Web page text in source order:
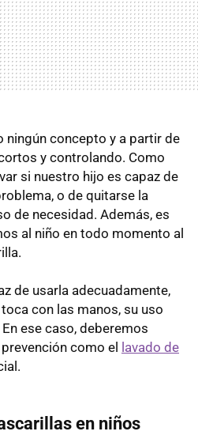
ningún concepto y a partir de
y controlando. Como
si nuestro hijo es capaz de
o de quitarse la
de necesidad. Además, es
al niño en todo momento al
de usarla adecuadamente,
con las manos, su uso
En ese caso, deberemos
como el
lavado de
en niños